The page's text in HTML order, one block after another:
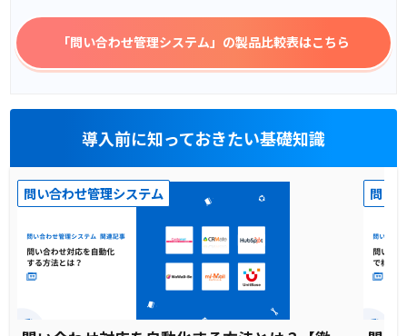
「問い合わせ管理システム」 の製品比較表はこちら
導入前に知っておきたい基礎知識
問い合わせ管理システム 問い